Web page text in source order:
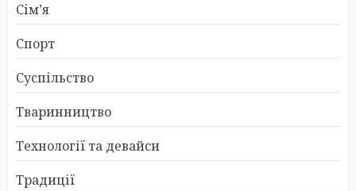
Сім’я
Спорт
Суспільство
Тваринництво
Технології та девайси
Традиції